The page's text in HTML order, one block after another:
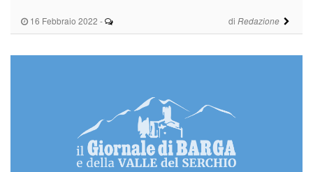
16 Febbraio 2022 - di Redazione